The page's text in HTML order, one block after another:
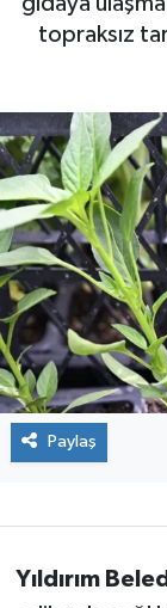
topraksız
Paylaş
Yıldırım